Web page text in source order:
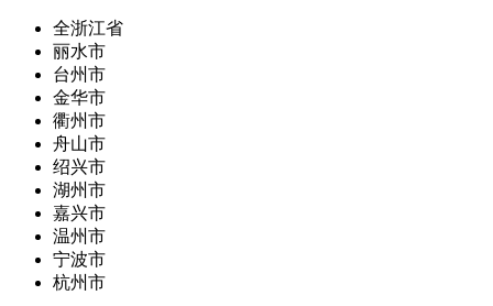
全浙江省
丽水市
台州市
金华市
衢州市
舟山市
绍兴市
湖州市
嘉兴市
温州市
宁波市
杭州市